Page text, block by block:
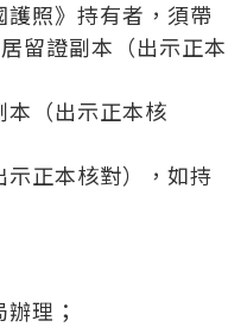
護照》持有者，須帶
留證副本（出示正本
（出示正本核
示正本核對），如持
理；